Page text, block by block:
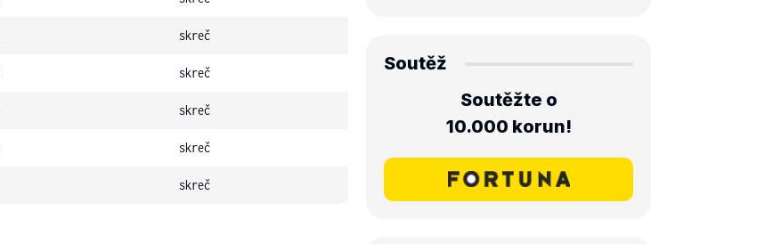
skreč
skreč
skreč
skreč
skreč
Soutěž
Soutěžte o
10.000 korun!